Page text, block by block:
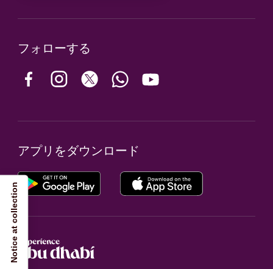
フォローする
アプリをダウンロード
Notice at collection